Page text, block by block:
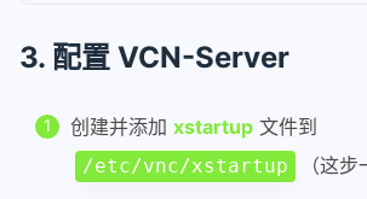
3. 配置 VCN-Server
创建并添加 xstartup文件到
/etc/vnc/xstartup （这步